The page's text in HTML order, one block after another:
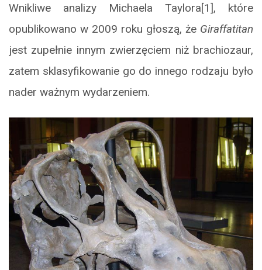
Wnikliwe analizy Michaela Taylora[1], które
opublikowano w 2009 roku głoszą, że Giraffatitan
jest zupełnie innym zwierzęciem niż brachiozaur,
zatem sklasyfikowanie go do innego rodzaju było
nader ważnym wydarzeniem.